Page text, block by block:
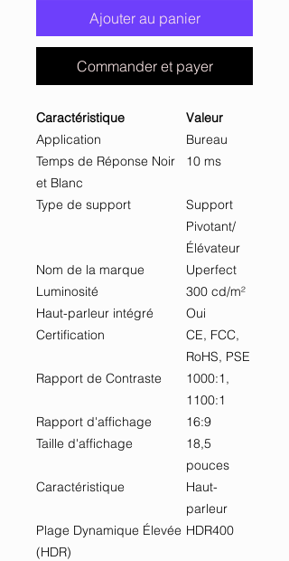
Ajouter au panier
Commander et payer
Caractéristique
Valeur
Application
Bureau
Temps de Réponse Noir
et Blanc
10 ms
Type de support
Support
Pivotant/
Élévateur
Nom de la marque
Uperfect
Luminosité
300 cd/m²
Haut-parleur intégré
Oui
Certification
CE, FCC,
RoHS, PSE
Rapport de Contraste
1000:1,
1100:1
Rapport d'affichage
16:9
Taille d'affichage
18,5
pouces
Caractéristique
Haut-
parleur
Plage Dynamique Élevée
(HDR)
HDR400